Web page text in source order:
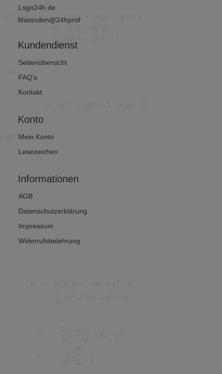
Lsgn24h.de
Mastodon@24hprof
Kundendienst
Seitenübersicht
FAQ’s
Kontakt
Konto
Mein Konto
Lesezeichen
Informationen
AGB
Datenschutzerklärung
Impressum
Widerrufsbelehrung